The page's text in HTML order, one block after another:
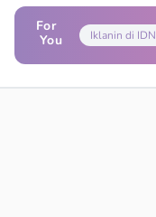
For
You
Iklanin di IDN